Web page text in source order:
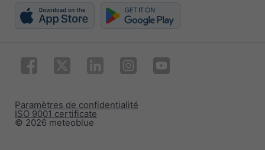
© 2026 meteoblue
ISO 9001 certificate
Paramètres de confidentialité